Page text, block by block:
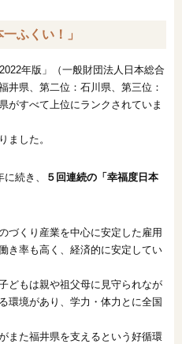
一ふくい！」
年版」（一般財団法人日本総合
井県、第二位：石川県、第三位：
がすべて上位にランクされていま
ました。
続き、
５回連続の「幸福度日本
づくり産業を中心に安定した雇用
き率も高く、経済的に安定してい
どもは親や祖父母に見守られなが
環境があり、学力・体力とに全国
また福井県を支えるという好循環